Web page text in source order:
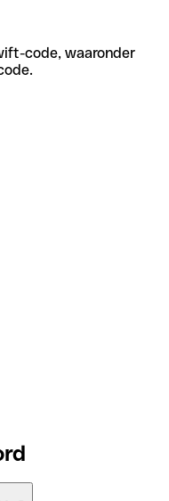
code, waaronder